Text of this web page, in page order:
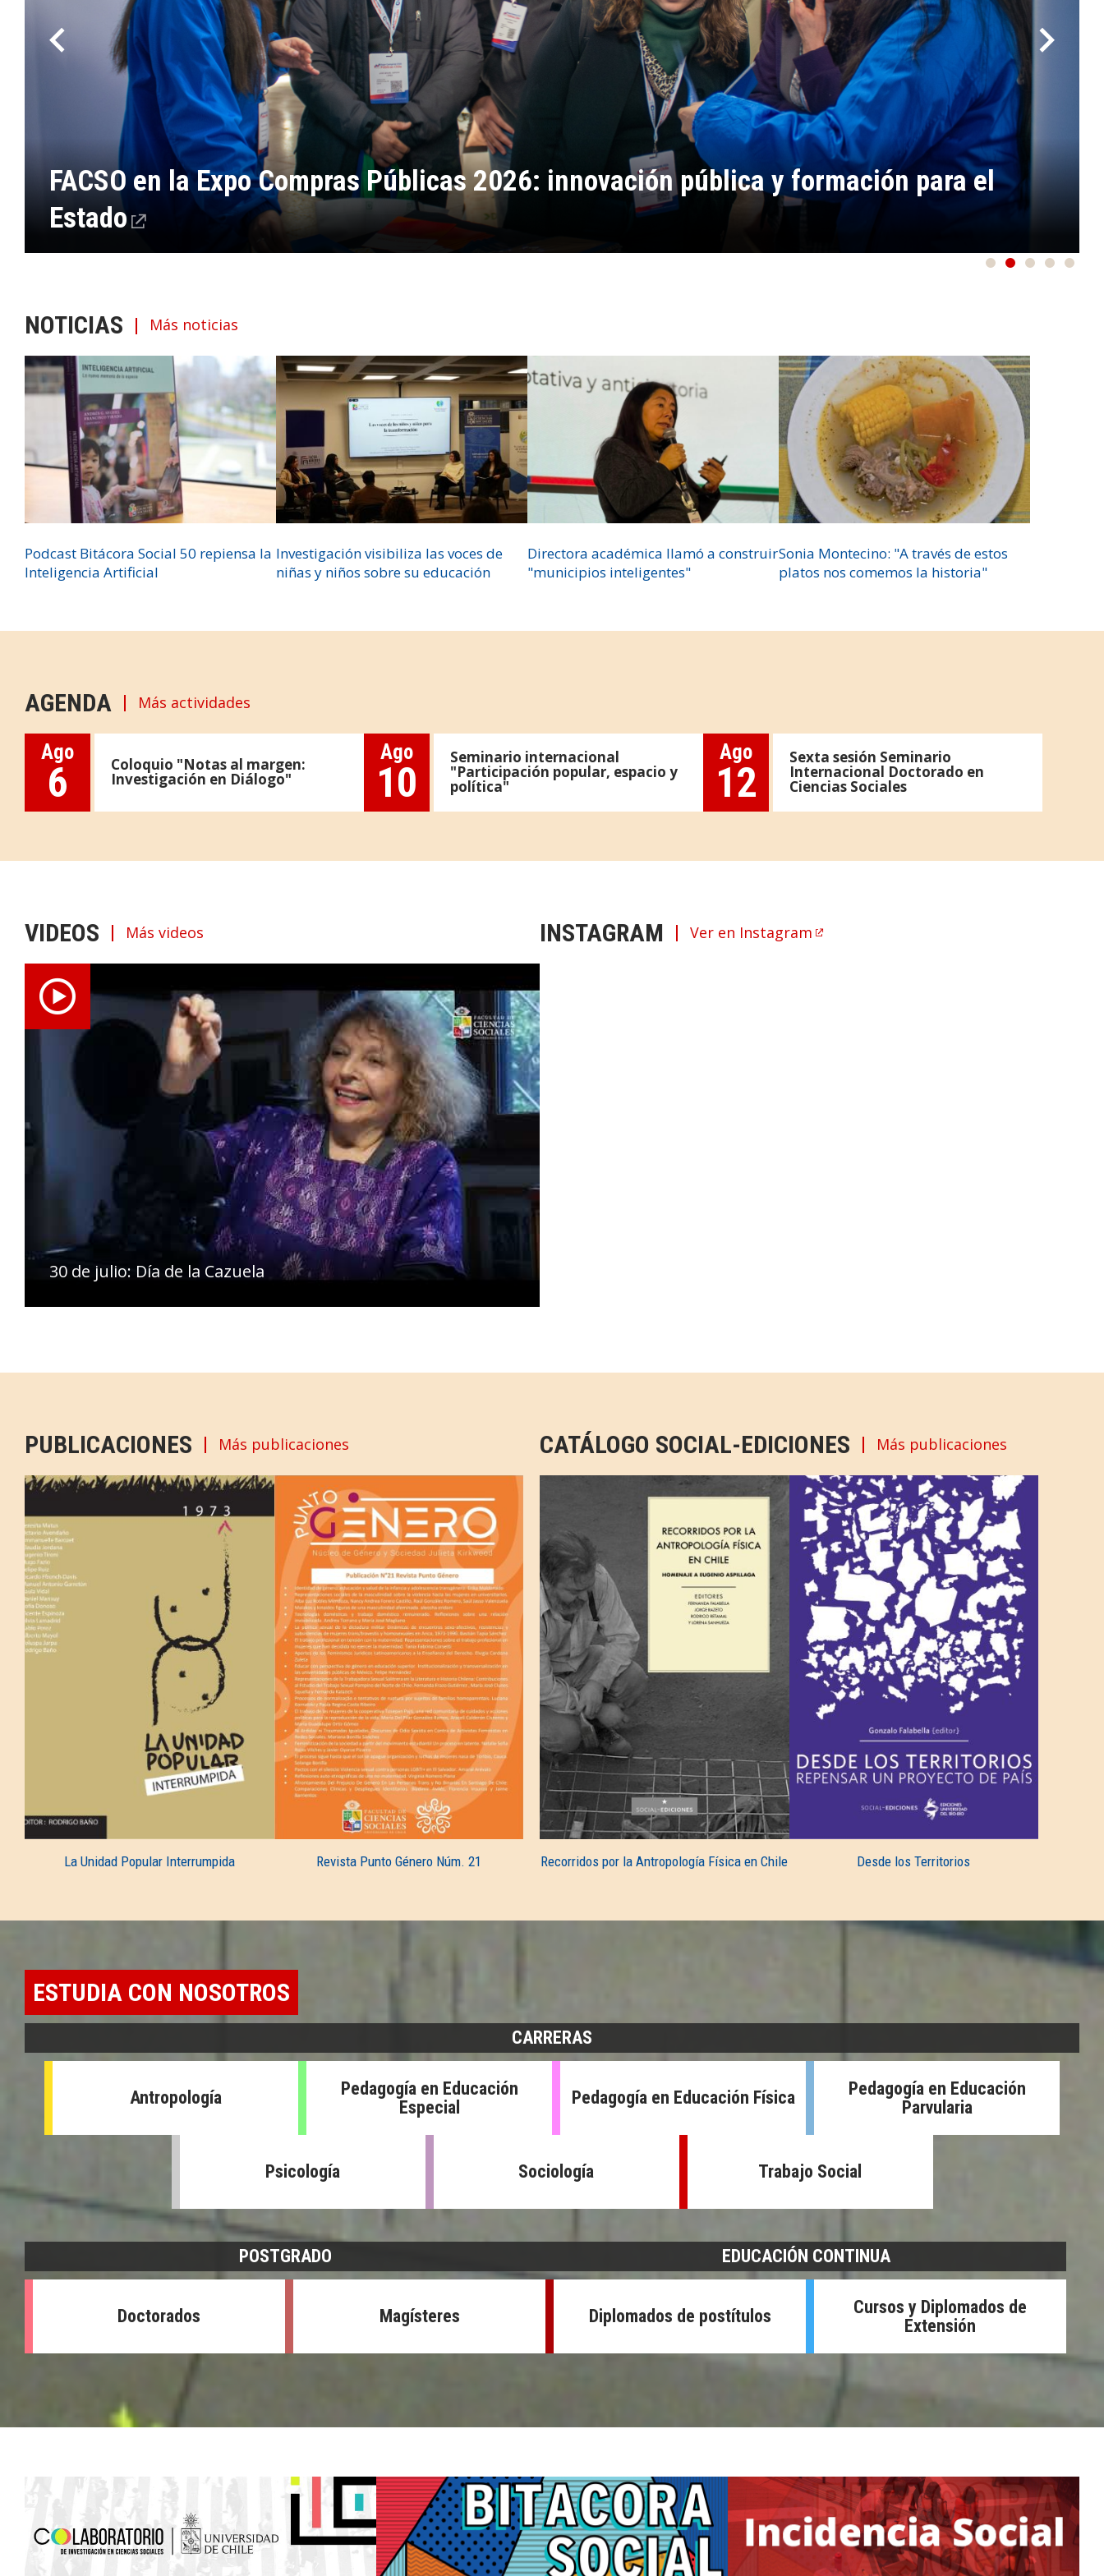
FACSO en la Expo Compras Públicas 2026: innovación pública y formación para el
Estado
5
NOTICIAS Más noticias
Podcast Bitácora Social 50 repiensa la
Inteligencia Artificial
Investigación visibiliza las voces de
niñas y niños sobre su educación
Directora académica llamó a construir
"municipios inteligentes"
Sonia Montecino: "A través de estos
platos nos comemos la historia"
AGENDA Más actividades
Ago
6 Coloquio "Notas al margen:
Investigación en Diálogo"
Ago
10
Seminario internacional
"Participación popular, espacio y
política"
Ago
12
Sexta sesión Seminario
Internacional Doctorado en
Ciencias Sociales
VIDEOS Más videos
30 de julio: Día de la Cazuela
INSTAGRAM Ver en Instagram
PUBLICACIONES Más publicaciones
La Unidad Popular Interrumpida Revista Punto Género Núm. 21
CATÁLOGO SOCIAL-EDICIONES Más publicaciones
Recorridos por la Antropología Física en Chile Desde los Territorios
ESTUDIA CON NOSOTROS
CARRERAS
Antropología
Pedagogía en Educación
Especial
Pedagogía en Educación Física
Pedagogía en Educación
Parvularia
Psicología Sociología Trabajo Social
POSTGRADO
Doctorados Magísteres
EDUCACIÓN CONTINUA
Diplomados de postítulos
Cursos y Diplomados de
Extensión